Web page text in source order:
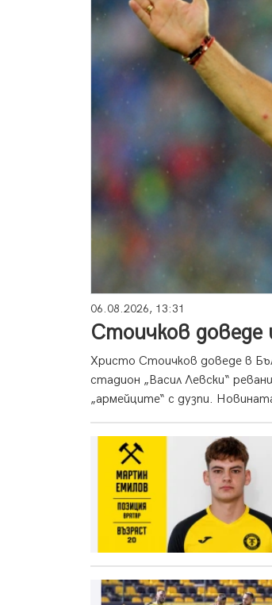
06.08.2026, 13:31
Стоичков
Христо Стоичков доведе в
стадион „Васил Левски“
„армейците“ с дузпи.